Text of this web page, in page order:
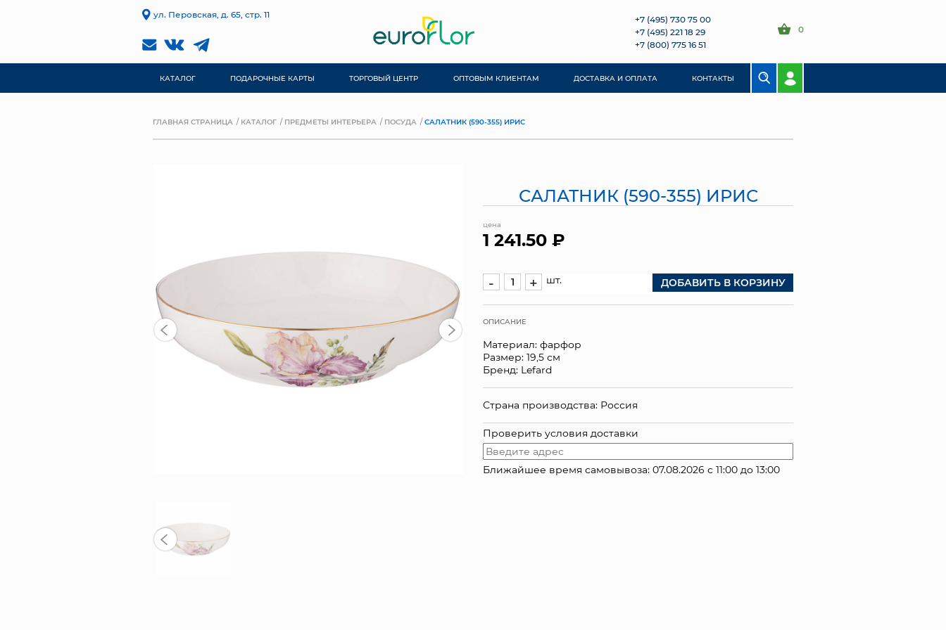
ул. Перовская, д. 65, стр. 11
+7 (495) 730 75 00
+7 (495) 221 18 29
+7 (800) 775 16 51
0
КАТАЛОГ ПОДАРОЧНЫЕ КАРТЫ ТОРГОВЫЙ ЦЕНТР ОПТОВЫМ КЛИЕНТАМ ДОСТАВКА И ОПЛАТА КОНТАКТЫ
ГЛАВНАЯ СТРАНИЦА КАТАЛОГ ПРЕДМЕТЫ ИНТЕРЬЕРА ПОСУДА САЛАТНИК (590-355) ИРИС
САЛАТНИК (590-355) ИРИС
цена
1 241.50 ₽
- + шт. ДОБАВИТЬ В КОРЗИНУ
ОПИСАНИЕ
Материал: фарфор
Размер: 19,5 см
Бренд: Lefard
Страна производства: Россия
Проверить условия доставки
Ближайшее время самовывоза: 07.08.2026 с 11:00 до 13:00